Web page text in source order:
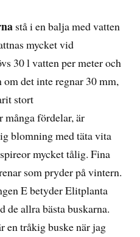
stå i en balja med vatten
mycket vid
30 l vatten per meter och
om det inte regnar 30 mm,
stort
många fördelar, är
blomning med täta vita
mycket tålig. Fina
som pryder på vintern.
E betyder Elitplanta
de allra bästa buskarna.
en tråkig buske när jag